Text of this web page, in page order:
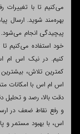
می‌کنیم تا با تغییرات
بهره‌مند شوید. ارسال
پیچیدگی انجام می‌شود.
خود استفاده می‌کنیم
کمترین تلاش، بیشترین
اس ام اس با امکانات
دقت بالا، رصد و تحلیل
و رفع نقاط ضعف در
اس، با بهبود مستمر و